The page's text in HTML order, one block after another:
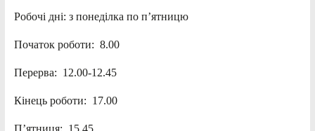
Робочі дні: з понеділка по п’ятницю
Початок роботи: 8.00
Перерва: 12.00-12.45
Кінець роботи: 17.00
П’ятниця: 15.45